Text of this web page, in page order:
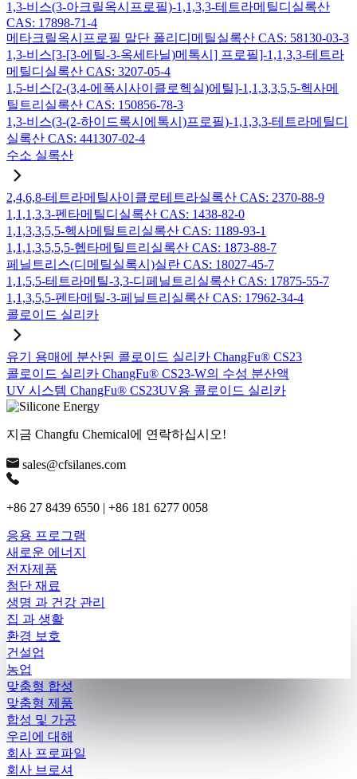
1,3-비스(3-아크릴옥시프로필)-1,1,3,3-테트라메틸디실록산
CAS: 17898-71-4
메타크릴옥시프로필 말단 폴리디메틸실록산 CAS: 58130-03-3
1,3-비스[3-[3-에틸-3-옥세타닐)메톡시] 프로필]-1,1,3,3-테트라
메틸디실록산 CAS: 3207-05-4
1,5-비스[2-(3,4-에폭시사이클로헥실)에틸]-1,1,3,3,5,5-헥사메
틸트리실록산 CAS: 150856-78-3
1,3-비스(3-(2-하이드록시에톡시)프로필)-1,1,3,3-테트라메틸디
실록산 CAS: 441307-02-4
수소 실록산
2,4,6,8-테트라메틸사이클로테트라실록산 CAS: 2370-88-9
1,1,1,3,3-펜타메틸디실록산 CAS: 1438-82-0
1,1,3,3,5,5-헥사메틸트리실록산 CAS: 1189-93-1
1,1,1,3,5,5,5-헵타메틸트리실록산 CAS: 1873-88-7
페닐트리스(디메틸실록시)실란 CAS: 18027-45-7
1,1,5,5-테트라메틸-3,3-디페닐트리실록산 CAS: 17875-55-7
1,1,3,5,5-펜타메틸-3-페닐트리실록산 CAS: 17962-34-4
콜로이드 실리카
유기 용매에 분산된 콜로이드 실리카 ChangFu® CS23
콜로이드 실리카 ChangFu® CS23-W의 수성 분산액
UV 시스템 ChangFu® CS23UV용 콜로이드 실리카
지금 Changfu Chemical에 연락하십시오!
sales@cfsilanes.com
+86 27 8439 6550 | +86 181 6277 0058
응용 프로그램
새로운 에너지
전자제품
첨단 재료
생명 과 건강 관리
집 과 생활
환경 보호
건설업
농업
맞춤형 합성
맞춤형 제품
합성 및 가공
우리에 대해
회사 프로파일
회사 브로셔